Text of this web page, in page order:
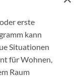
erste
kann
Situationen
für Wohnen,
Raum